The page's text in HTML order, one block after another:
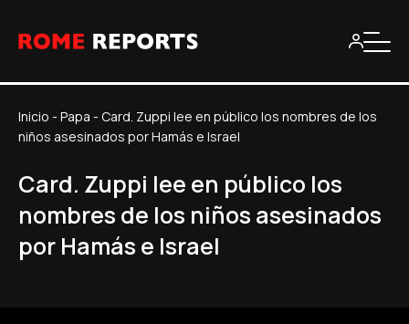
Inicio - Papa - Card. Zuppi lee en público los nombres de los
niños asesinados por Hamás e Israel
Card. Zuppi lee en público los
nombres de los niños asesinados
por Hamás e Israel